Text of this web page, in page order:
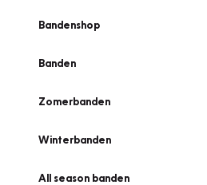
Bandenshop
Banden
Zomerbanden
Winterbanden
All season banden